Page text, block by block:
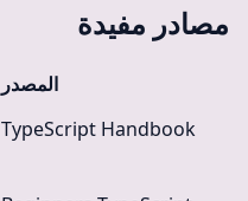
مصادر مفيدة
المصدر
TypeScript Handbook